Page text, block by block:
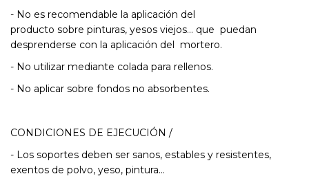
- No es recomendable la aplicación del
producto sobre pinturas, yesos viejos... que puedan
desprenderse con la aplicación del mortero.
- No utilizar mediante colada para rellenos.
- No aplicar sobre fondos no absorbentes.
CONDICIONES DE EJECUCIÓN /
- Los soportes deben ser sanos, estables y resistentes,
exentos de polvo, yeso, pintura…